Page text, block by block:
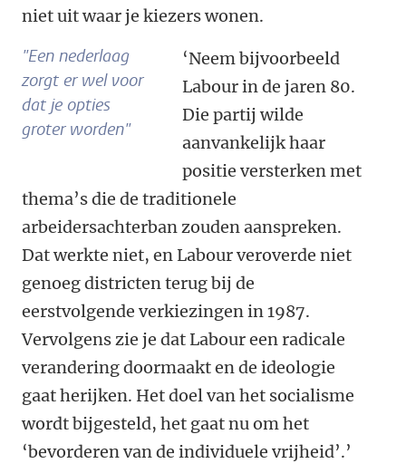
niet uit waar je kiezers wonen.
"Een nederlaag
zorgt er wel voor
dat je opties
groter worden"
‘Neem bijvoorbeeld
Labour in de jaren 80.
Die partij wilde
aanvankelijk haar
positie versterken met
thema’s die de traditionele
arbeidersachterban zouden aanspreken.
Dat werkte niet, en Labour veroverde niet
genoeg districten terug bij de
eerstvolgende verkiezingen in 1987.
Vervolgens zie je dat Labour een radicale
verandering doormaakt en de ideologie
gaat herijken. Het doel van het socialisme
wordt bijgesteld, het gaat nu om het
‘bevorderen van de individuele vrijheid’.’